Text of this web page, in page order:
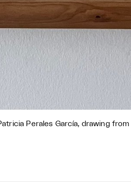
Perales García, drawing from